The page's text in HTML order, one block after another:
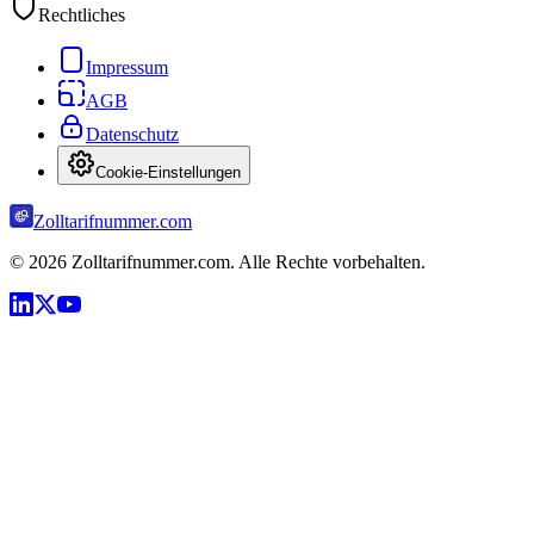
Rechtliches
Impressum
AGB
Datenschutz
Cookie-Einstellungen
Zolltarifnummer.com
© 2026 Zolltarifnummer.com. Alle Rechte vorbehalten.